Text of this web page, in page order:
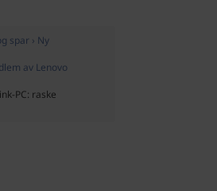
spar › Ny
av Lenovo
PC: raske